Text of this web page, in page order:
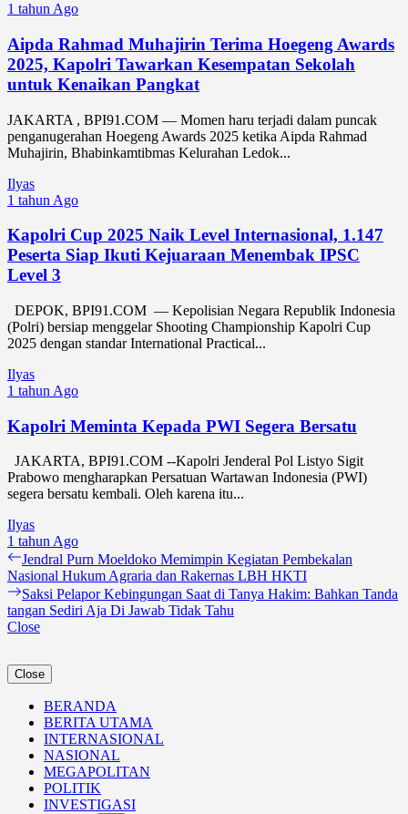
1 tahun Ago
Aipda Rahmad Muhajirin Terima Hoegeng Awards
2025, Kapolri Tawarkan Kesempatan Sekolah
untuk Kenaikan Pangkat
JAKARTA , BPI91.COM — Momen haru terjadi dalam puncak
penganugerahan Hoegeng Awards 2025 ketika Aipda Rahmad
Muhajirin, Bhabinkamtibmas Kelurahan Ledok...
Ilyas
1 tahun Ago
Kapolri Cup 2025 Naik Level Internasional, 1.147
Peserta Siap Ikuti Kejuaraan Menembak IPSC
Level 3
DEPOK, BPI91.COM — Kepolisian Negara Republik Indonesia
(Polri) bersiap menggelar Shooting Championship Kapolri Cup
2025 dengan standar International Practical...
Ilyas
1 tahun Ago
Kapolri Meminta Kepada PWI Segera Bersatu
JAKARTA, BPI91.COM --Kapolri Jenderal Pol Listyo Sigit
Prabowo mengharapkan Persatuan Wartawan Indonesia (PWI)
segera bersatu kembali. Oleh karena itu...
Ilyas
1 tahun Ago
Navigasi
pos
Previous
post:
Jendral Purn Moeldoko Memimpin Kegiatan Pembekalan
Nasional Hukum Agraria dan Rakernas LBH HKTI
Next
post:
Saksi Pelapor Kebingungan Saat di Tanya Hakim: Bahkan Tanda
tangan Sediri Aja Di Jawab Tidak Tahu
Close
Close
BERANDA
BERITA UTAMA
INTERNASIONAL
NASIONAL
MEGAPOLITAN
POLITIK
INVESTIGASI